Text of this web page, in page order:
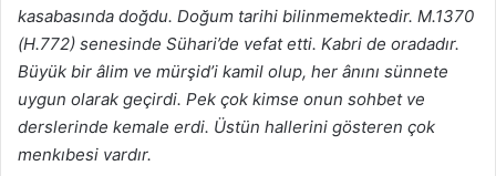
kasabasında doğdu. Doğum tarihi bilinmemektedir. M.1370
(H.772) senesinde Sühari’de vefat etti. Kabri de oradadır.
Büyük bir âlim ve mürşid’i kamil olup, her ânını sünnete
uygun olarak geçirdi. Pek çok kimse onun sohbet ve
derslerinde kemale erdi. Üstün hallerini gösteren çok
menkıbesi vardır.